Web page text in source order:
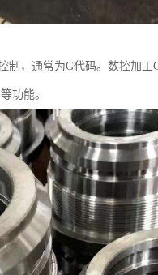
，通常为G代码。数控加工
功能。